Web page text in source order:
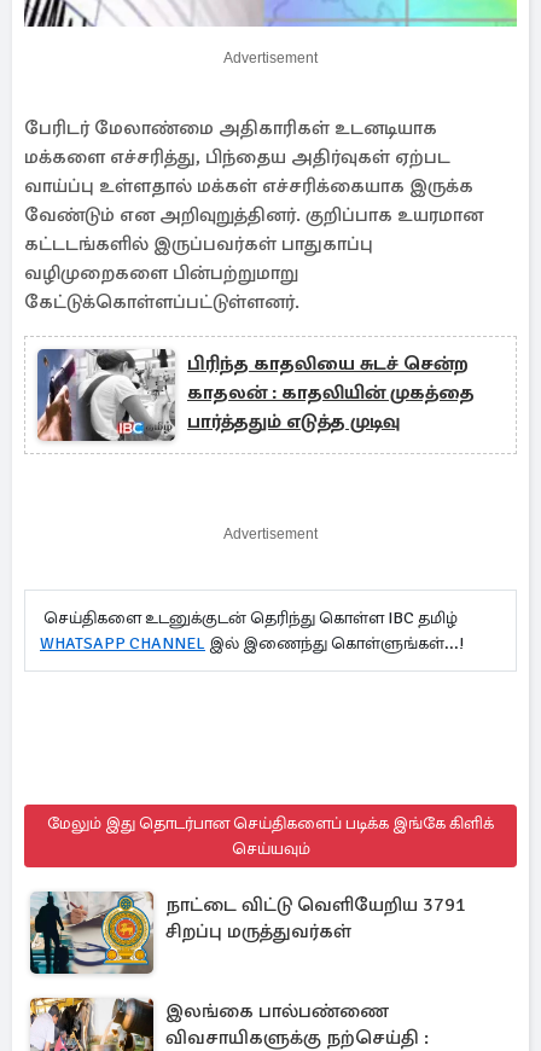
Advertisement
பேரிடர் மேலாண்மை அதிகாரிகள் உடனடியாக
மக்களை எச்சரித்து, பிந்தைய அதிர்வுகள் ஏற்பட
வாய்ப்பு உள்ளதால் மக்கள் எச்சரிக்கையாக இருக்க
வேண்டும் என அறிவுறுத்தினர். குறிப்பாக உயரமான
கட்டடங்களில் இருப்பவர்கள் பாதுகாப்பு
வழிமுறைகளை பின்பற்றுமாறு
கேட்டுக்கொள்ளப்பட்டுள்ளனர்.
பிரிந்த காதலியை சுடச் சென்ற
காதலன் : காதலியின் முகத்தை
பார்த்ததும் எடுத்த முடிவு
Advertisement
செய்திகளை உடனுக்குடன் தெரிந்து கொள்ள IBC தமிழ்
WHATSAPP CHANNEL இல் இணைந்து கொள்ளுங்கள்...!
மேலும் இது தொடர்பான செய்திகளைப் படிக்க இங்கே கிளிக்
செய்யவும்
நாட்டை விட்டு வெளியேறிய 3791
சிறப்பு மருத்துவர்கள்
இலங்கை பால்பண்ணை
விவசாயிகளுக்கு நற்செய்தி :